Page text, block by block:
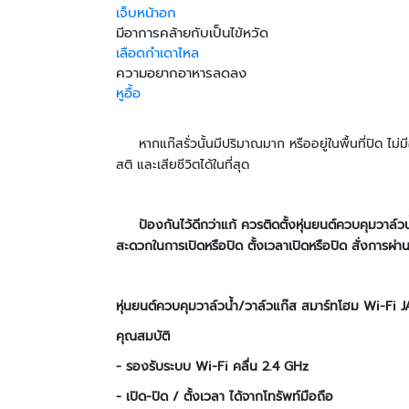
เจ็บหน้าอก
มีอาการคล้ายกับเป็นไข้หวัด
เลือดกำเดาไหล
ความอยากอาหารลดลง
หูอื้อ
หากแก๊สรั่วนั้นมีปริมาณมาก หรืออยู่ในพื้นที่ปิด ไม่มี
สติ และเสียชีวิตได้ในที่สุด
ป้องกันไว้ดีกว่าแก้ ควรติดตั้งหุ่นยนต์ควบคุมวาล์ว
สะดวกในการเปิดหรือปิด ตั้งเวลาเปิดหรือปิด สั่งการ
หุ่นยนต์ควบคุมวาล์วน้ำ/วาล์วแก๊ส สมาร์ทโฮม Wi-Fi
คุณสมบัติ
- รองรับระบบ Wi-Fi คลื่น 2.4 GHz
- เปิด-ปิด / ตั้งเวลา ได้จากโทรัพท์มือถือ